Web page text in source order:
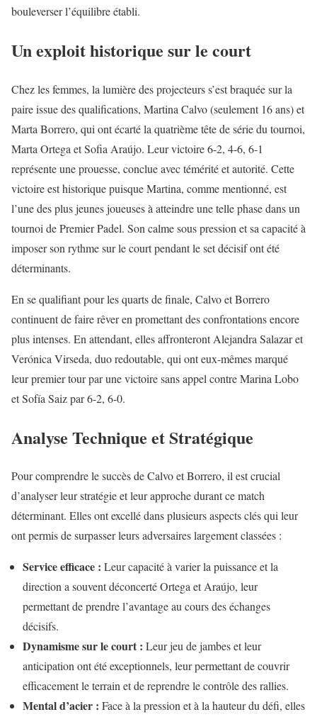
bouleverser l’équilibre établi.
Un exploit historique sur le court
Chez les femmes, la lumière des projecteurs s’est braquée sur la
paire issue des qualifications, Martina Calvo (seulement 16 ans) et
Marta Borrero, qui ont écarté la quatrième tête de série du tournoi,
Marta Ortega et Sofia Araújo. Leur victoire 6-2, 4-6, 6-1
représente une prouesse, conclue avec témérité et autorité. Cette
victoire est historique puisque Martina, comme mentionné, est
l’une des plus jeunes joueuses à atteindre une telle phase dans un
tournoi de Premier Padel. Son calme sous pression et sa capacité à
imposer son rythme sur le court pendant le set décisif ont été
déterminants.
En se qualifiant pour les quarts de finale, Calvo et Borrero
continuent de faire rêver en promettant des confrontations encore
plus intenses. En attendant, elles affronteront Alejandra Salazar et
Verónica Virseda, duo redoutable, qui ont eux-mêmes marqué
leur premier tour par une victoire sans appel contre Marina Lobo
et Sofía Saiz par 6-2, 6-0.
Analyse Technique et Stratégique
Pour comprendre le succès de Calvo et Borrero, il est crucial
d’analyser leur stratégie et leur approche durant ce match
déterminant. Elles ont excellé dans plusieurs aspects clés qui leur
ont permis de surpasser leurs adversaires largement classées :
Service efficace : Leur capacité à varier la puissance et la
direction a souvent déconcerté Ortega et Araújo, leur
permettant de prendre l’avantage au cours des échanges
décisifs.
Dynamisme sur le court : Leur jeu de jambes et leur
anticipation ont été exceptionnels, leur permettant de couvrir
efficacement le terrain et de reprendre le contrôle des rallies.
Mental d’acier : Face à la pression et à la hauteur du défi, elles